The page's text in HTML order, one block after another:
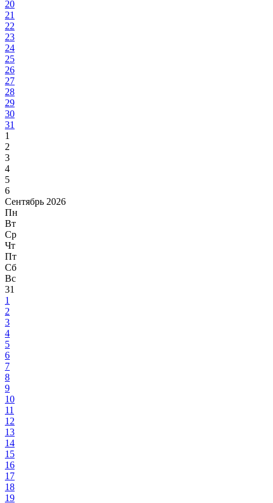
20
21
22
23
24
25
26
27
28
29
30
31
1
2
3
4
5
6
Сентябрь 2026
Пн
Вт
Ср
Чт
Пт
Сб
Вс
31
1
2
3
4
5
6
7
8
9
10
11
12
13
14
15
16
17
18
19